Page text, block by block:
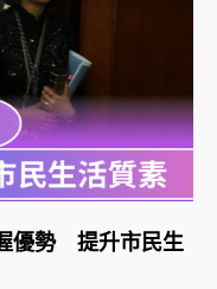
優勢 提升市民生